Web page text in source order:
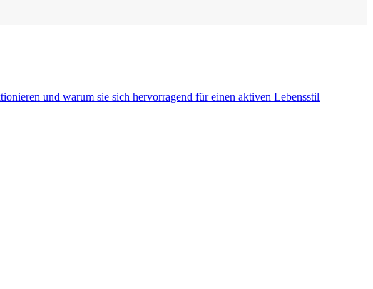
und warum sie sich hervorragend für einen aktiven Lebensstil